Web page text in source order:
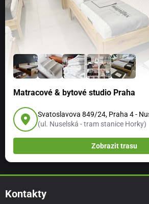
Matracové & bytové studio Praha
Svatoslavova 849/24, Praha 4 -
(ul. Nuselská - tram stanice Horky)
Zobrazit trasu
Kontakty